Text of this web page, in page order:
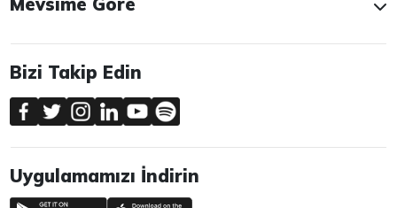
Bizi Takip Edin
Uygulamamızı İndirin